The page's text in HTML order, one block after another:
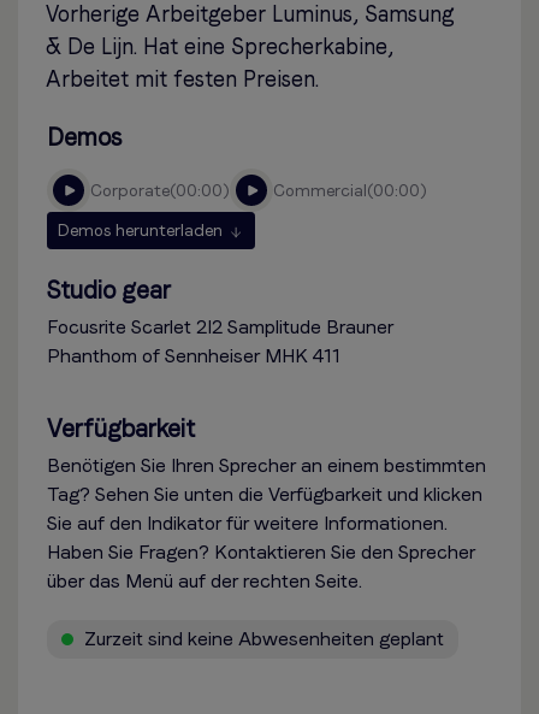
Vorherige Arbeitgeber Luminus, Samsung
& De Lijn. Hat eine Sprecherkabine,
Arbeitet mit festen Preisen.
Demos
corporate 00:00 commercial 00:00
Demos herunterladen
Studio gear
Focusrite Scarlet 2I2 Samplitude Brauner
Phanthom of Sennheiser MHK 411
Verfügbarkeit
Benötigen Sie Ihren Sprecher an einem bestimmten
Tag? Sehen Sie unten die Verfügbarkeit und klicken
Sie auf den Indikator für weitere Informationen.
Haben Sie Fragen? Kontaktieren Sie den Sprecher
über das Menü auf der rechten Seite.
Zurzeit sind keine Abwesenheiten geplant